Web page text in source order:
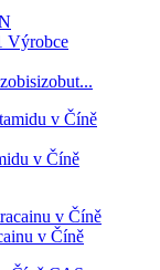
v Číně
v Číně